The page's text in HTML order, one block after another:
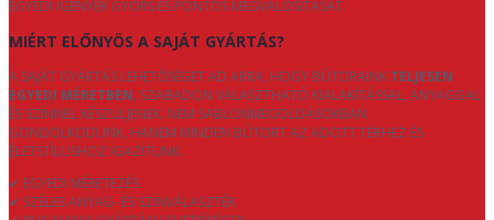
EGYEDI IGÉNYEK GYORS ÉS PONTOS MEGVALÓSÍTÁSÁT.
MIÉRT ELŐNYÖS A SAJÁT GYÁRTÁS?
A SAJÁT GYÁRTÁS LEHETŐSÉGET AD ARRA, HOGY BÚTORAINK TELJESEN
EGYEDI MÉRETBEN, SZABADON VÁLASZTHATÓ KIALAKÍTÁSSAL, ANYAGGAL
ÉS SZÍNNEL KÉSZÜLJENEK. NEM SABLONMEGOLDÁSOKBAN
GONDOLKODUNK, HANEM MINDEN BÚTORT AZ ADOTT TÉRHEZ ÉS
ÉLETSTÍLUSHOZ IGAZÍTUNK.
✔ EGYEDI MÉRETEZÉS
✔ SZÉLES ANYAG- ÉS SZÍNVÁLASZTÉK